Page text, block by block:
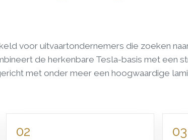
voor uitvaartondernemers die zoeken
de herkenbare Tesla-basis met een
met onder meer een hoogwaardige
02 03